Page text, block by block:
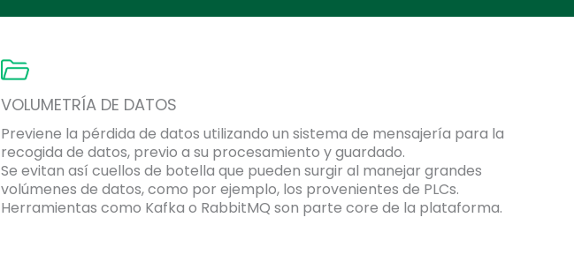
VOLUMETRÍA DE DATOS
Previene la pérdida de datos utilizando un sistema de mensajería para la
recogida de datos, previo a su procesamiento y guardado.
Se evitan así cuellos de botella que pueden surgir al manejar grandes
volúmenes de datos, como por ejemplo, los provenientes de PLCs.
Herramientas como Kafka o RabbitMQ son parte core de la plataforma.